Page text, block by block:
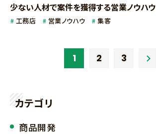
少ない人材で案件を獲得する営業ノウハウ
工務店 営業ノウハウ 集客
1 2 3
カテゴリ
商品開発